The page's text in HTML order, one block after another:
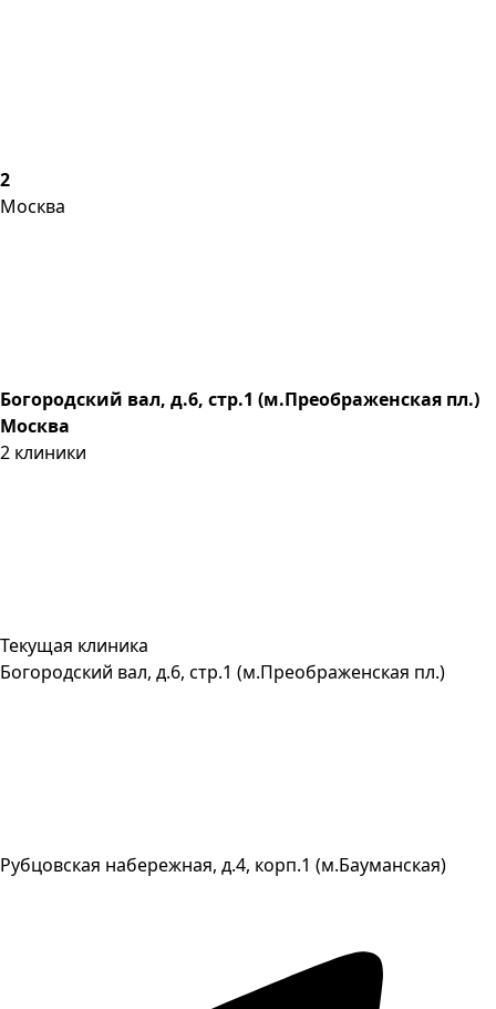
2
Москва
Богородский вал, д.6, стр.1 (м.Преображенская пл.)
Москва
2 клиники
Текущая клиника
Богородский вал, д.6, стр.1 (м.Преображенская пл.)
Рубцовская набережная, д.4, корп.1 (м.Бауманская)